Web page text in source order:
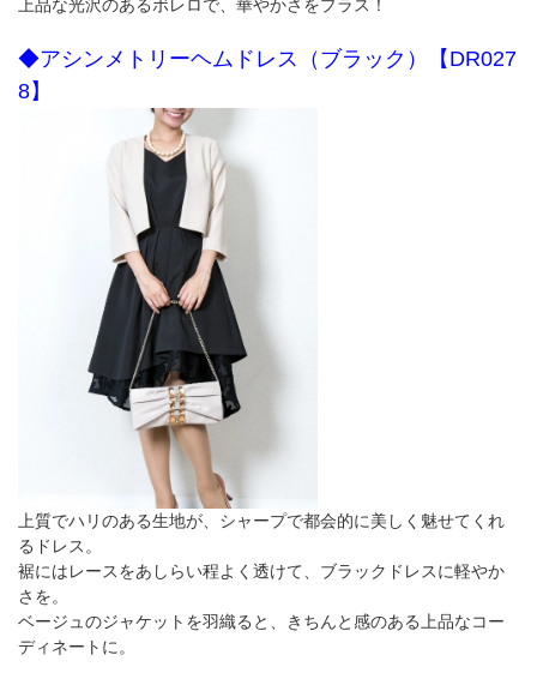
上品な光沢のあるボレロで、華やかさをプラス！
◆アシンメトリーヘムドレス（ブラック）【DR027
8】
上質でハリのある生地が、シャープで都会的に美しく魅せてくれ
るドレス。
裾にはレースをあしらい程よく透けて、ブラックドレスに軽やか
さを。
ベージュのジャケットを羽織ると、きちんと感のある上品なコー
ディネートに。